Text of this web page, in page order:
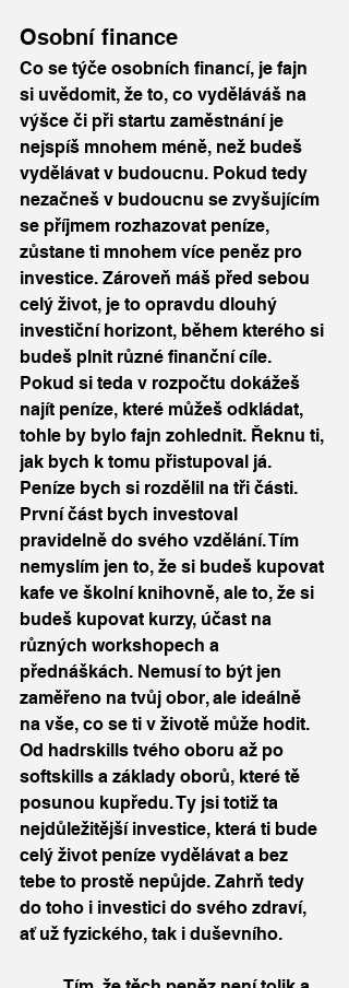
Osobní finance
Co se týče osobních financí, je fajn
si uvědomit, že to, co vyděláváš na
výšce či při startu zaměstnání je
nejspíš mnohem méně, než budeš
vydělávat v budoucnu. Pokud tedy
nezačneš v budoucnu se zvyšujícím
se příjmem rozhazovat peníze,
zůstane ti mnohem více peněz pro
investice. Zároveň máš před sebou
celý život, je to opravdu dlouhý
investiční horizont, během kterého si
budeš plnit různé finanční cíle.
Pokud si teda v rozpočtu dokážeš
najít peníze, které můžeš odkládat,
tohle by bylo fajn zohlednit. Řeknu ti,
jak bych k tomu přistupoval já.
Peníze bych si rozdělil na tři části.
První část bych investoval
pravidelně do svého vzdělání. Tím
nemyslím jen to, že si budeš kupovat
kafe ve školní knihovně, ale to, že si
budeš kupovat kurzy, účast na
různých workshopech a
přednáškách. Nemusí to být jen
zaměřeno na tvůj obor, ale ideálně
na vše, co se ti v životě může hodit.
Od hadrskills tvého oboru až po
softskills a základy oborů, které tě
posunou kupředu. Ty jsi totiž ta
nejdůležitější investice, která ti bude
celý život peníze vydělávat a bez
tebe to prostě nepůjde. Zahrň tedy
do toho i investici do svého zdraví,
ať už fyzického, tak i duševního.